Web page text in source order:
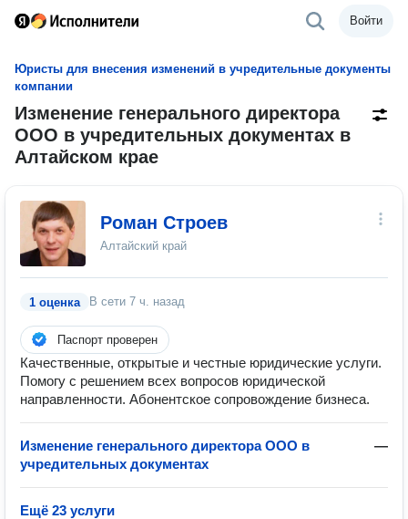
Войти
Юристы для внесения изменений в учредительные документы
компании
Изменение генерального директора
ООО в учредительных документах в
Алтайском крае
Роман Строев
Алтайский край
1 оценка В сети 7 ч. назад
Паспорт проверен
Качественные, открытые и честные юридические услуги.
Помогу с решением всех вопросов юридической
направленности. Абонентское сопровождение бизнеса.
Изменение генерального директора ООО в
учредительных документах
—
Ещё 23 услуги